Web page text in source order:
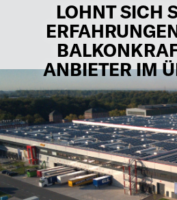
LOHNT SICH
ANBIETER IM